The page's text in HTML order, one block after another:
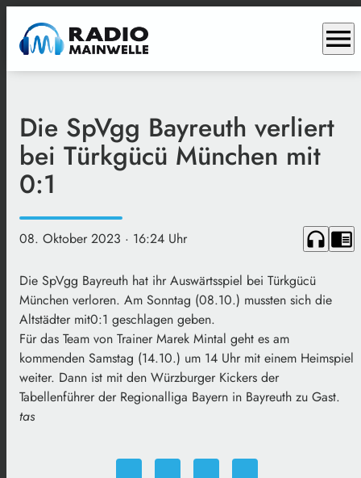
menu
Die SpVgg Bayreuth verliert
bei Türkgücü München mit
0:1
08. Oktober 2023 · 16:24 Uhr headphones chrome_reader_mode
Die SpVgg Bayreuth hat ihr Auswärtsspiel bei Türkgücü
München verloren. Am Sonntag (08.10.) mussten sich die
Altstädter mit0:1 geschlagen geben.
Für das Team von Trainer Marek Mintal geht es am
kommenden Samstag (14.10.) um 14 Uhr mit einem Heimspiel
weiter. Dann ist mit den Würzburger Kickers der
Tabellenführer der Regionalliga Bayern in Bayreuth zu Gast.
tas